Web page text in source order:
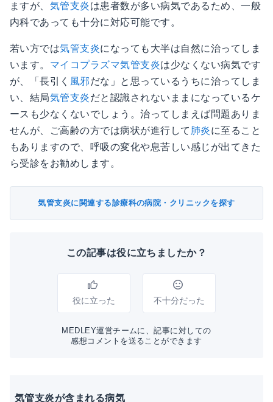
ますが、 気管支炎は患者数が多い病気であるため、一般
内科であっても十分に対応可能です。
若い方では気管支炎になっても大半は自然に治ってしま
います。 マイコプラズマ気管支炎は少なくない病気です
が、「長引く 風邪だな」と思っているうちに治ってしま
い、結局気管支炎だと認識されないままになっているケ
ースも少なくないでしょう。治ってしまえば問題ありま
せんが、ご高齢の方では病状が進行して 肺炎に至ること
もありますので、呼吸の変化や息苦しい感じが出てきた
ら受診をお勧めします。
気管支炎に関連する診療科の病院・クリニックを探す
この記事は役に立ちましたか？
役に立った 不十分だった
MEDLEY運営チームに、記事に対しての
感想コメントを送ることができます
気管支炎が含まれる病気